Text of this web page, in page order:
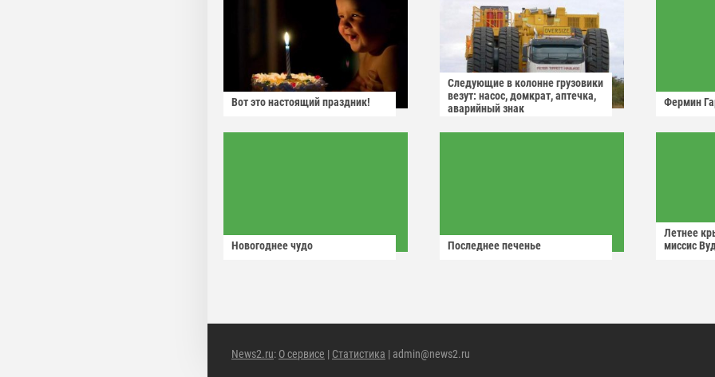
Вот это настоящий праздник!
Следующие в колонне грузовики
везут: насос, домкрат, аптечка,
аварийный знак
Фермин
Новогоднее чудо Последнее печенье
Летнее
миссис
News2.ru: О сервисе | Статистика | admin@news2.ru